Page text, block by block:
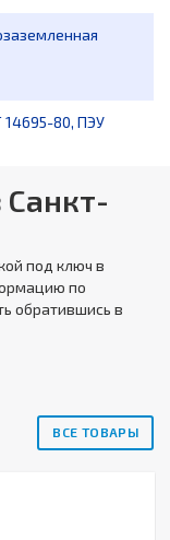
14695-80, ПЭУ
Санкт-
под ключ в
по
обратившись в
ВСЕ ТОВАРЫ